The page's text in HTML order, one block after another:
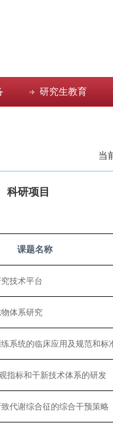
研究生教育
当
科研项目
课题名称
技术平台
体系研究
系统的临床应用及规范和标
指标和干新技术体系的研发
代谢综合征的综合干预策略